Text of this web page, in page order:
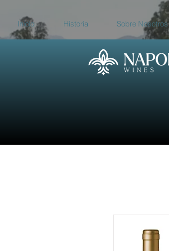
Inicio Historia Sobre Nosotros